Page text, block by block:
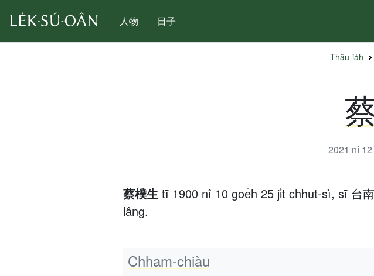
人物 日子
Thâu-ia̍h
2021 nî
蔡樸生 tī 1900 nî 10 goe̍h 25 ji̍t chhut-sì, sī 台
lâng.
Chham-chiàu